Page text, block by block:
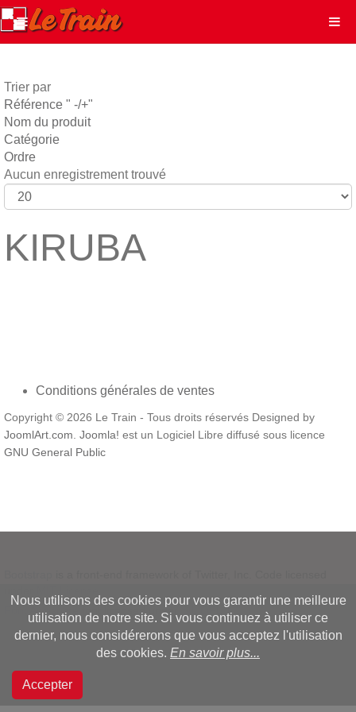
Trier par
Référence " -/+"
Nom du produit
Catégorie
Ordre
Aucun enregistrement trouvé
KIRUBA
Conditions générales de ventes
Copyright © 2026 Le Train - Tous droits réservés Designed by
JoomlArt.com. Joomla! est un Logiciel Libre diffusé sous licence
GNU General Public
Font Awesome
font licensed under SIL OFL 1.1
Nous utilisons des cookies pour vous garantir une meilleure
utilisation de notre site. Si vous continuez à utiliser ce
dernier, nous considérerons que vous acceptez l'utilisation
des cookies. En savoir plus...
Accepter